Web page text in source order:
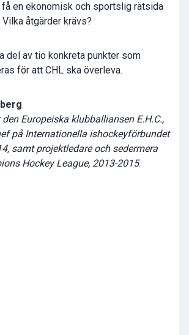
en ekonomisk och sportslig rätsida
åtgärder krävs?
del av tio konkreta punkter som
för att CHL ska överleva.
Europeiska klubballiansen E.H.C.,
på Internationella ishockeyförbundet
samt projektledare och sedermera
Hockey League, 2013-2015.